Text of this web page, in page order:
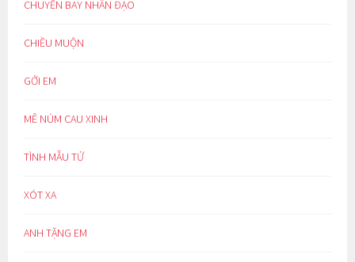
CHUYẾN BAY NHÂN ĐẠO
CHIỀU MUỘN
GỞI EM
MÊ NÚM CAU XINH
TÌNH MẪU TỬ
XÓT XA
ANH TẶNG EM